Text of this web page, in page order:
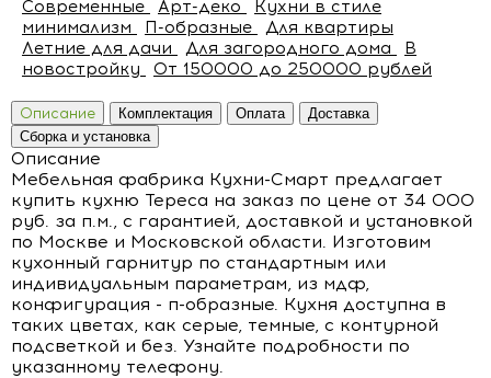
Современные Арт-деко
Кухни в стиле
минимализм
П-образные
Для квартиры
Летние для дачи
Для загородного дома
В
новостройку
От 150000 до 250000 рублей
Описание Комплектация Оплата
Доставка
Сборка и установка
Описание
Мебельная фабрика Кухни-Смарт предлагает
купить кухню Тереса на заказ по цене от 34 000
руб. за п.м., с гарантией, доставкой и установкой
по Москве и Московской области. Изготовим
кухонный гарнитур по стандартным или
индивидуальным параметрам, из мдф,
конфигурация - п-образные. Кухня доступна в
таких цветах, как серые, темные, с контурной
подсветкой и без. Узнайте подробности по
указанному телефону.